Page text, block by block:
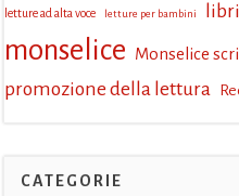
letture ad alta voce letture per bambini libri
monselice Monselice
promozione della lettura
CATEGORIE